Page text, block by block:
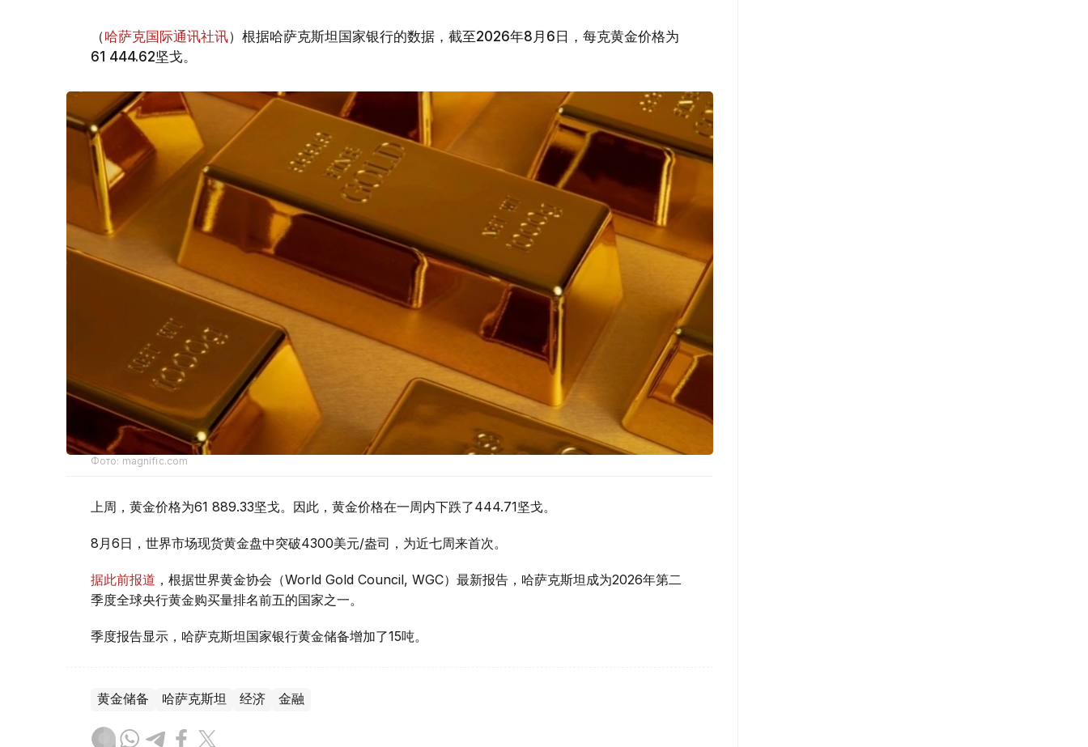
（哈萨克国际通讯社讯）根据哈萨克斯坦国家银行的数据，截至2026年8月6日，每克黄金价格为
61 444.62坚戈。
Фото: magnific.com
上周，黄金价格为61 889.33坚戈。因此，黄金价格在一周内下跌了444.71坚戈。
8月6日，世界市场现货黄金盘中突破4300美元/盎司，为近七周来首次。
据此前报道 ，根据世界黄金协会（World Gold Council, WGC）最新报告，哈萨克斯坦成为2026年第二
季度全球央行黄金购买量排名前五的国家之一。
季度报告显示，哈萨克斯坦国家银行黄金储备增加了15吨。
黄金储备 哈萨克斯坦 经济 金融